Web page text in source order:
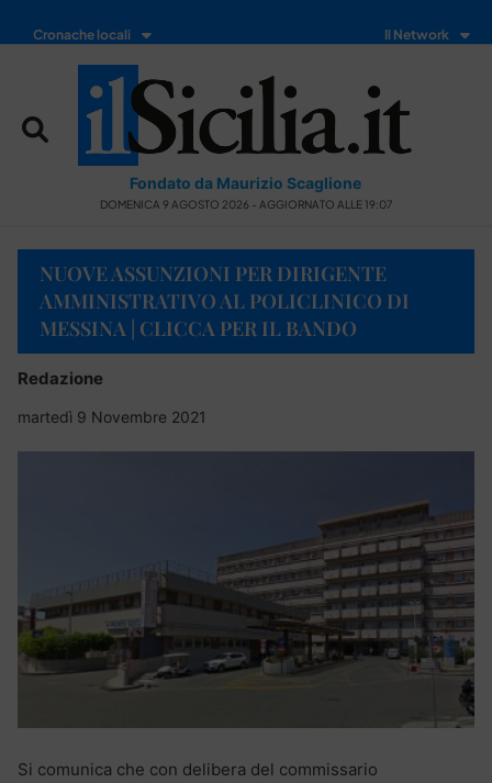
Cronache locali Il Network
Fondato da Maurizio Scaglione
DOMENICA 9 AGOSTO 2026 - AGGIORNATO ALLE 19:07
NUOVE ASSUNZIONI PER DIRIGENTE
AMMINISTRATIVO AL POLICLINICO DI
MESSINA | CLICCA PER IL BANDO
Redazione
martedì 9 Novembre 2021
Si comunica che con delibera del commissario